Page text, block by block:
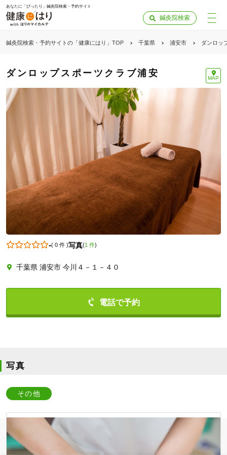
あなたに「ぴったり」鍼灸院検索・予約サイト
鍼灸院検索
鍼灸院検索・予約サイトの「健康にはり」TOP 千葉県 浦安市 ダンロッ
ダンロップスポーツクラブ浦安 MAP
-( 0 件)写真(1 件)
千葉県 浦安市 今川４－１－４０
写真
その他
「健康にはりを見た」